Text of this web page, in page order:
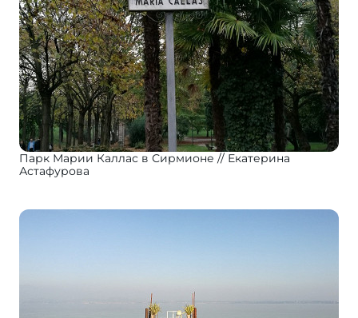
Парк Марии Каллас в Сирмионе
Екатерина
Астафурова